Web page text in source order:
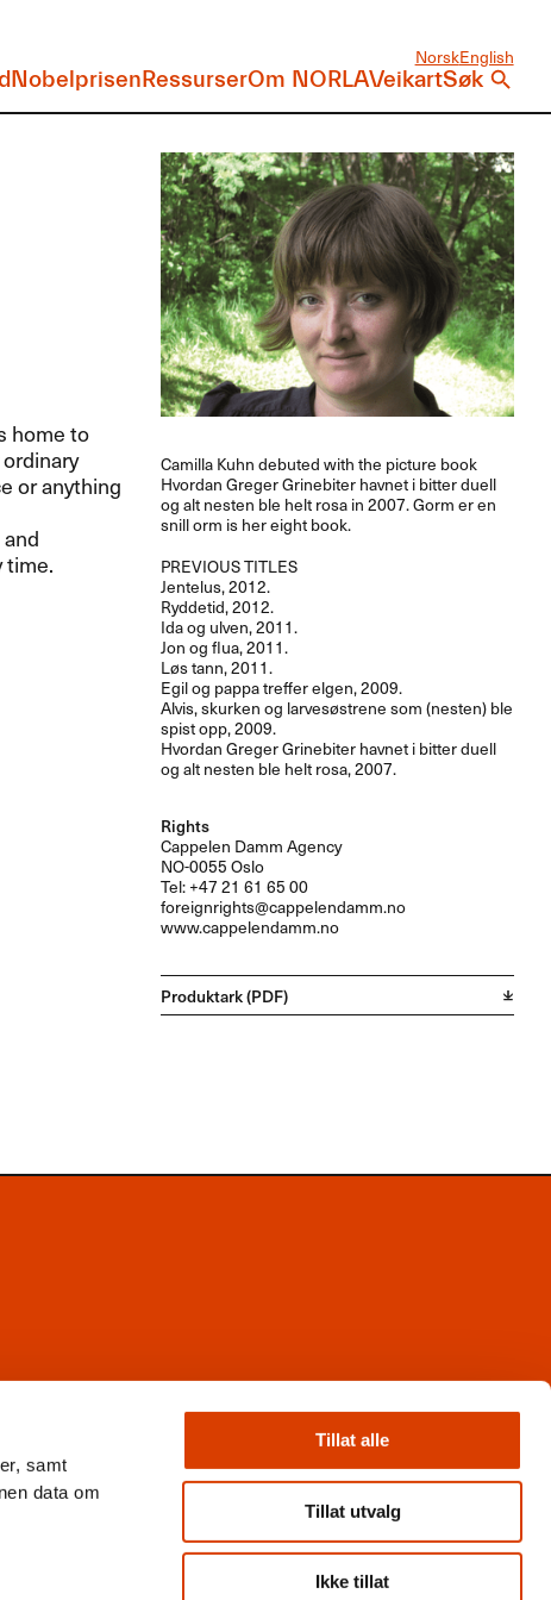
samt
data om
Tillat alle
Tillat utvalg
Ikke tillat
NorskEnglish
NobelprisenRessurserOm NORLAVeikartSøk
home to
or anything
time.
Camilla Kuhn debuted with the picture book
Hvordan Greger Grinebiter havnet i bitter duell
og alt nesten ble helt rosa in 2007. Gorm er en
snill orm is her eight book.
PREVIOUSTITLES
Jentelus, 2012.
Ryddetid, 2012.
Ida og ulven, 2011.
Jon og flua, 2011.
Løs tann, 2011.
Egil og pappa treffer elgen, 2009.
Alvis, skurken og larvesøstrene som (nesten) ble
spist opp, 2009.
Hvordan Greger Grinebiter havnet i bitter duell
og alt nesten ble helt rosa, 2007.
Rights
Cappelen Damm Agency
NO-0055 Oslo
Tel: +47 21 61 65 00
foreignrights@cappelendamm.no
www.cappelendamm.no
Produktark (PDF)
Instagram
Nyhetsbrev
Books from Norway